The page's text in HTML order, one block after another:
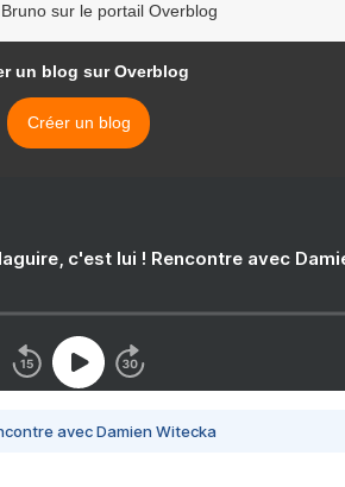
sur le portail Overblog
un blog sur Overblog
Créer un blog
c'est lui ! Rencontre avec
avec Damien Witecka